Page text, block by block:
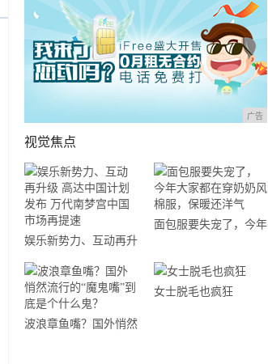
广告
视觉焦点
娱乐新势力、互动再升
级 高达中国计划发布
万代南梦宫中国市场再
提速
面包服要失宠了，今年
服，保暖还洋气
波浪章鱼嘴？国外悄然
女士脱毛也疯狂